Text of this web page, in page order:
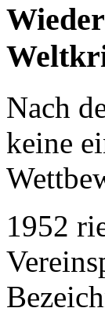
Nach
keine
1952